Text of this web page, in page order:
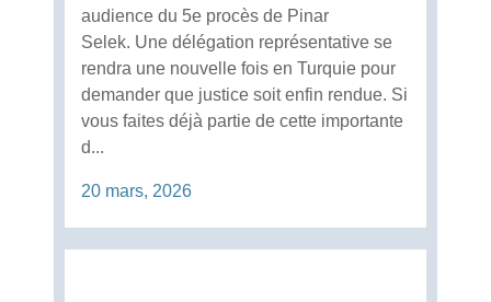
audience du 5e procès de Pinar
Selek. Une délégation représentative se
rendra une nouvelle fois en Turquie pour
demander que justice soit enfin rendue. Si
vous faites déjà partie de cette importante
d...
20 mars, 2026